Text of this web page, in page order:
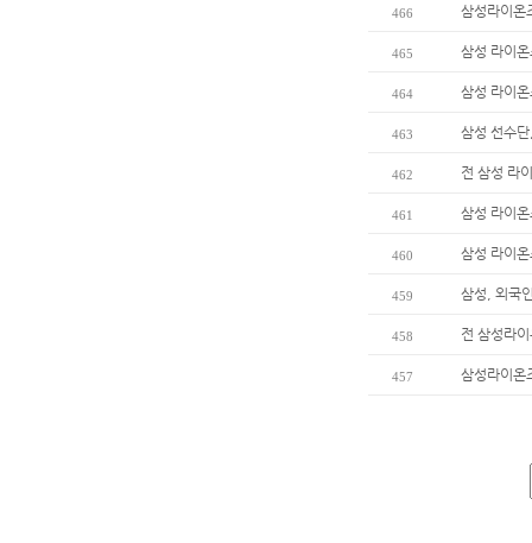
466 삼성라이온
465 삼성 라이
464 삼성 라이
463 삼성 선수
462 전 삼성 라
461 삼성 라이
460 삼성 라이
459 삼성, 외국
458 전 삼성라
457 삼성라이온